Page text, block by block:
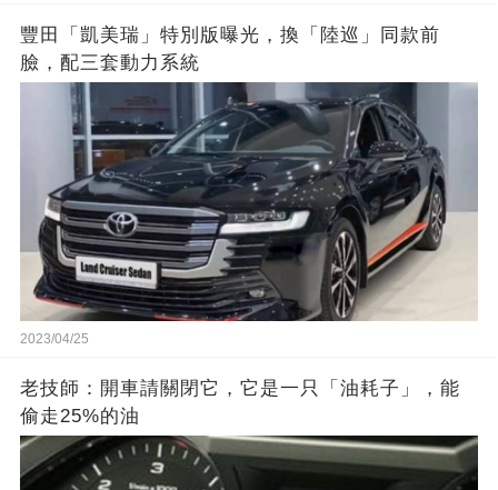
豐田「凱美瑞」特別版曝光，換「陸巡」同款前
臉，配三套動力系統
2023/04/25
老技師：開車請關閉它，它是一只「油耗子」，能
偷走25%的油